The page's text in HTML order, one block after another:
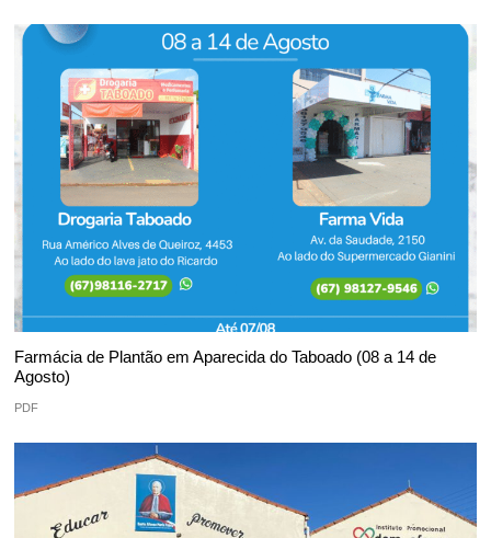
Farmácia de Plantão em Aparecida do Taboado (08 a 14 de
Agosto)
PDF